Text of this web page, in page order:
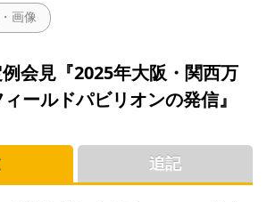
画像
会見『2025年大阪・関西万
ールドパビリオンの発信』
追記